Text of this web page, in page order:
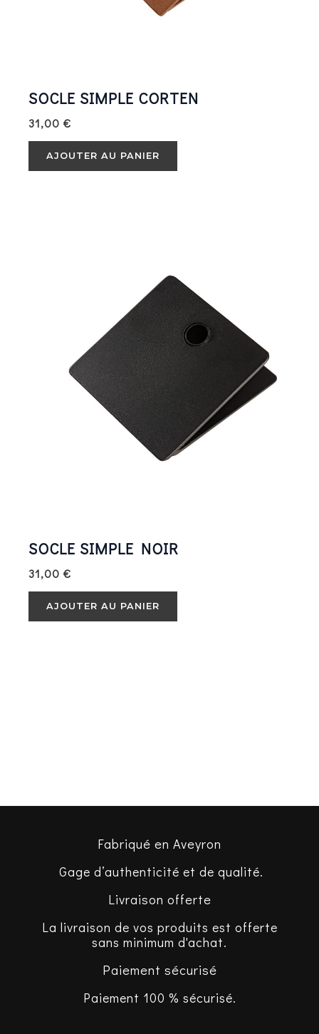
SOCLE SIMPLE CORTEN
31,00 €
AJOUTER AU PANIER
SOCLE SIMPLE NOIR
31,00 €
AJOUTER AU PANIER
Fabriqué en Aveyron
Gage d’authenticité et de qualité.
Livraison offerte
La livraison de vos produits est offerte
sans minimum d'achat.
Paiement sécurisé
Paiement 100 % sécurisé.